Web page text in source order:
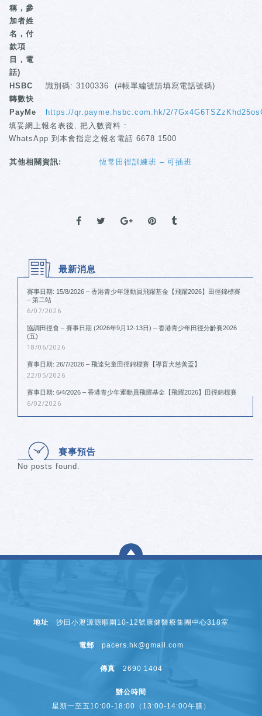
稱，參
加者姓
名，付
款項
目，電
話)
HSBC
轉數快
識別碼: 3100336 (#帳單編號請填寫電話號碼)
PayMe
https://qr.payme.hsbc.com.hk/2/
填妥網上報名表後, 把入數資料 :
WhatsApp 到本會指定之報名電話 6678 1500
其他相關資訊: 恆常田徑訓練班 – 可插班
最新消息
賽事日期: 15/8/2026 – 香港青少年運動員飛躍基金【飛躍2026】田徑錦標賽
– 第二站
6/07/2026
協調田徑會 – 賽事日期 (2026年9月12-13日) – 香港青少年田徑分齡賽2026
(五)
18/06/2026
賽事日期: 26/7/2026 – 飛達兒童田徑錦標賽【導盲犬慈善盃】
22/05/2026
賽事日期: 6/4/2026 – 香港青少年運動員飛躍基金【飛躍2026】田徑錦標賽
6/02/2026
賽事預告
No posts found.
地址 沙田小瀝源源順圍10-12號康健醫療集團中心318室
電郵 pacers.hk@gmail.com
傳真 2690 1404
辦公時間
星期一至五10:00-18:00（13:00-14:00午膳）